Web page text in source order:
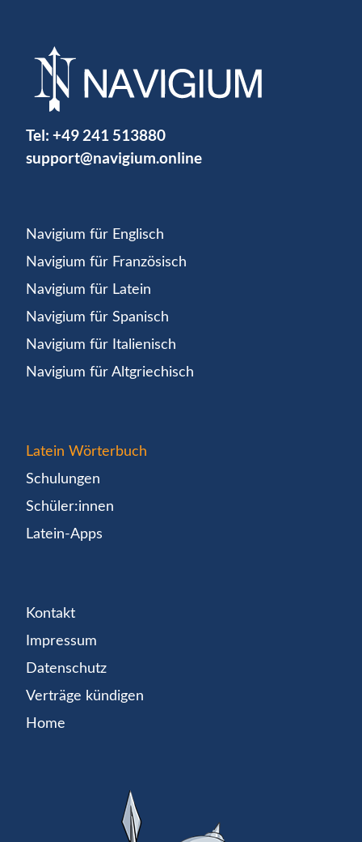
Tel: +49 241 513880
support@navigium.online
Navigium für Englisch
Navigium für Französisch
Navigium für Latein
Navigium für Spanisch
Navigium für Italienisch
Navigium für Altgriechisch
Latein Wörterbuch
Schulungen
Schüler:innen
Latein-Apps
Kontakt
Impressum
Datenschutz
Verträge kündigen
Home